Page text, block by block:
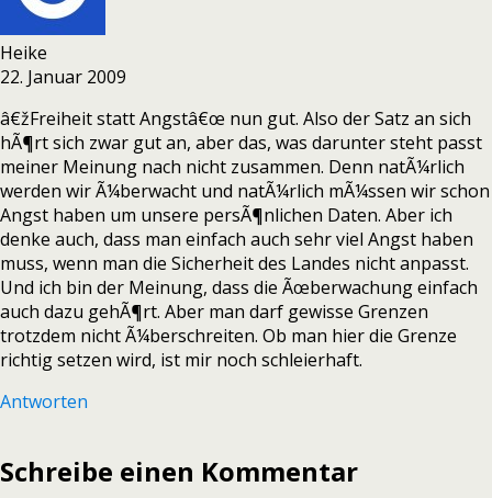
Heike
22. Januar 2009
â€žFreiheit statt Angstâ€œ nun gut. Also der Satz an sich
hÃ¶rt sich zwar gut an, aber das, was darunter steht passt
meiner Meinung nach nicht zusammen. Denn natÃ¼rlich
werden wir Ã¼berwacht und natÃ¼rlich mÃ¼ssen wir schon
Angst haben um unsere persÃ¶nlichen Daten. Aber ich
denke auch, dass man einfach auch sehr viel Angst haben
muss, wenn man die Sicherheit des Landes nicht anpasst.
Und ich bin der Meinung, dass die Ãœberwachung einfach
auch dazu gehÃ¶rt. Aber man darf gewisse Grenzen
trotzdem nicht Ã¼berschreiten. Ob man hier die Grenze
richtig setzen wird, ist mir noch schleierhaft.
Antworten
Schreibe einen Kommentar